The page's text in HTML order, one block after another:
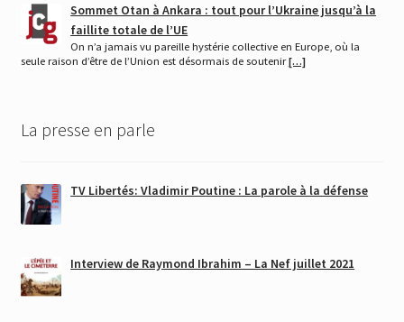
Sommet Otan à Ankara : tout pour l’Ukraine jusqu’à la
faillite totale de l’UE
On n’a jamais vu pareille hystérie collective en Europe, où la
seule raison d’être de l’Union est désormais de soutenir[…]
La presse en parle
TV Libertés: Vladimir Poutine : La parole à la défense
Interview de Raymond Ibrahim – La Nef juillet 2021